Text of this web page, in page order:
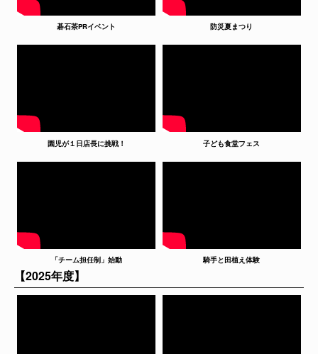
碁石茶PRイベント 防災夏まつり
園児が１日店長に挑戦！ 子ども食堂フェス
「チーム担任制」始動 騎手と田植え体験
【2025年度】